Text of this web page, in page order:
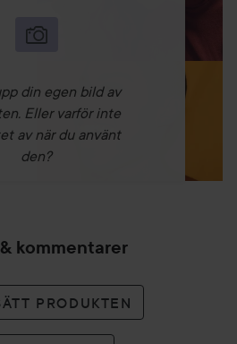
din egen bild av
Eller varför inte
av när du använt
den?
kommentarer
PRODUKTEN